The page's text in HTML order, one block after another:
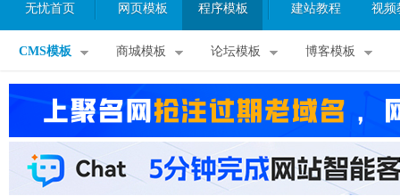
无忧首页 网页模板 程序模板 建站教程 视频
CMS模板 商城模板 论坛模板 博客模板